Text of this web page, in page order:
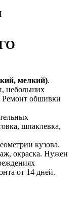
мелкий).
небольших
Ремонт обшивки
шпаклевка,
кузова.
окраска. Нужен
от 14 дней.